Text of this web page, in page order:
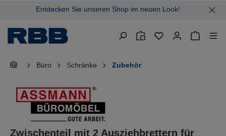
springenEntdecken Sie unseren Shop im neuen Look!
Büro Schränke Zubehör
Zwischenteil mit 2 Ausziehbrettern für